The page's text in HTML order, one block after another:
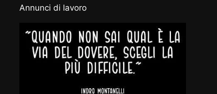
Annunci di lavoro